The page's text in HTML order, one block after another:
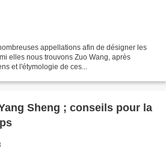
appellations afin de désigner les
elles nous trouvons Zuo Wang, après
et l'étymologie de ces...
Sheng ; conseils pour la